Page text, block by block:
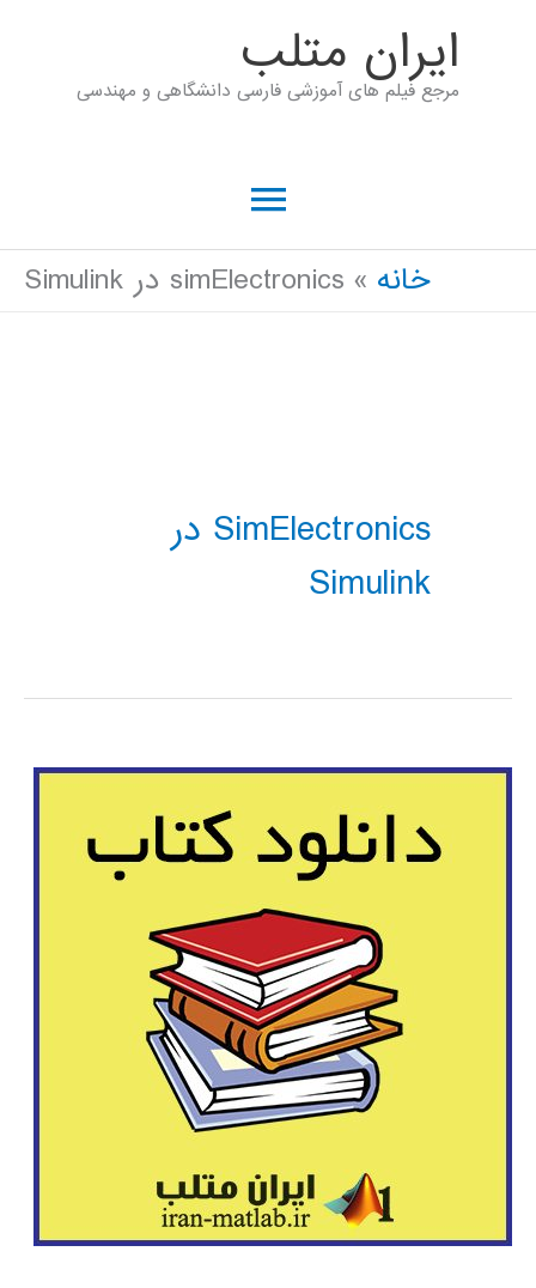
ايران متلب
مرجع فیلم های آموزشی فارسی دانشگاهی و مهندسی
فهرست
اصلی
خانه simElectronics در Simulink
SimElectronics در
Simulink